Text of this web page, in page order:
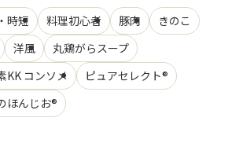
時短 料理初心者 豚肉
きのこ
洋風
丸鶏がらスープ
KK コンソメ
ピュアセレクト®
ほんじお®